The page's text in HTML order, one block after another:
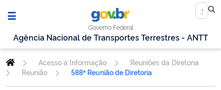
Governo Federal
Agência Nacional de Transportes Terrestres - ANTT
Acesso à Informação
Reuniões da Diretoria
Reunião
588ª Reunião de Diretoria